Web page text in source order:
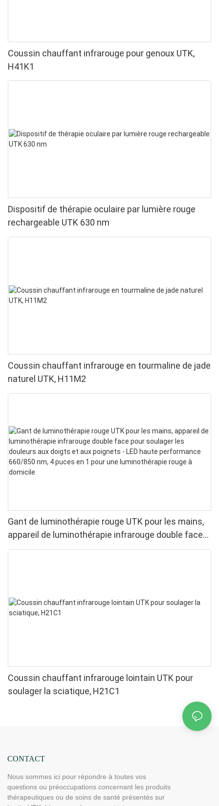
Coussin chauffant infrarouge pour genoux UTK,
H41K1
Dispositif de thérapie oculaire par lumière rouge
rechargeable UTK 630 nm
Coussin chauffant infrarouge en tourmaline de jade
naturel UTK, H11M2
Gant de luminothérapie rouge UTK pour les mains,
appareil de luminothérapie infrarouge double face
pour soulager les douleurs aux doigts et aux
Coussin chauffant infrarouge lointain UTK pour
soulager la sciatique, H21C1
CONTACT
Nous sommes ici pour répondre à toutes vos
questions ou préoccupations concernant les produits
thérapeutiques ou de soins de santé présentés sur